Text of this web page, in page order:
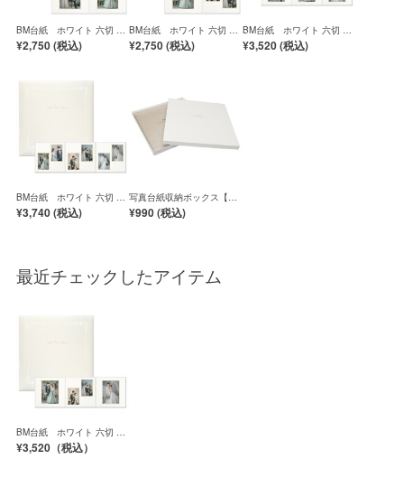
BM台紙 ホワイト 六切 2
面（角×角）
¥2,750 (税込)
BM台紙 ホワイト 六切 2
面（角×2L2）
¥2,750 (税込)
BM台紙 ホワイト 六切 3
面（角×角×角）
¥3,520 (税込)
BM台紙 ホワイト 六切 3
面（2L2×2L2×2L2）
¥3,740 (税込)
写真台紙収納ボックス【六
切対応】／白
¥990 (税込)
最近チェックしたアイテム
BM台紙 ホワイト 六切 3
面（角×2L2×角）
¥3,520（税込）